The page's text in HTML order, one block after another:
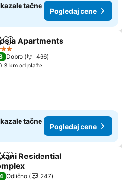
tačne
Pogledaj cene
Dodati u favorite
Apartments
Dobro
466
km od plaže
tačne
Pogledaj cene
Dodati u favorite
Residential
Odlično
247